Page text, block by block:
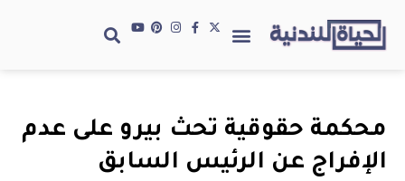
محكمة حقوقية تحث بيرو على عدم
الإفراج عن الرئيس السابق